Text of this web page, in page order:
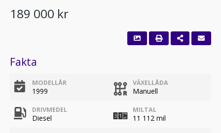
189 000 kr
Fakta
MODELLÅR
1999
VÄXELLÅDA
Manuell
DRIVMEDEL
Diesel
MILTAL
11 112 mil